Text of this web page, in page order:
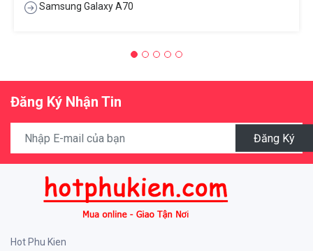
Samsung Galaxy A70
Đăng Ký Nhận Tin
Đăng Ký
Hot Phu Kien